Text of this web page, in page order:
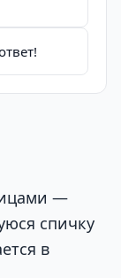
—
спичку
в